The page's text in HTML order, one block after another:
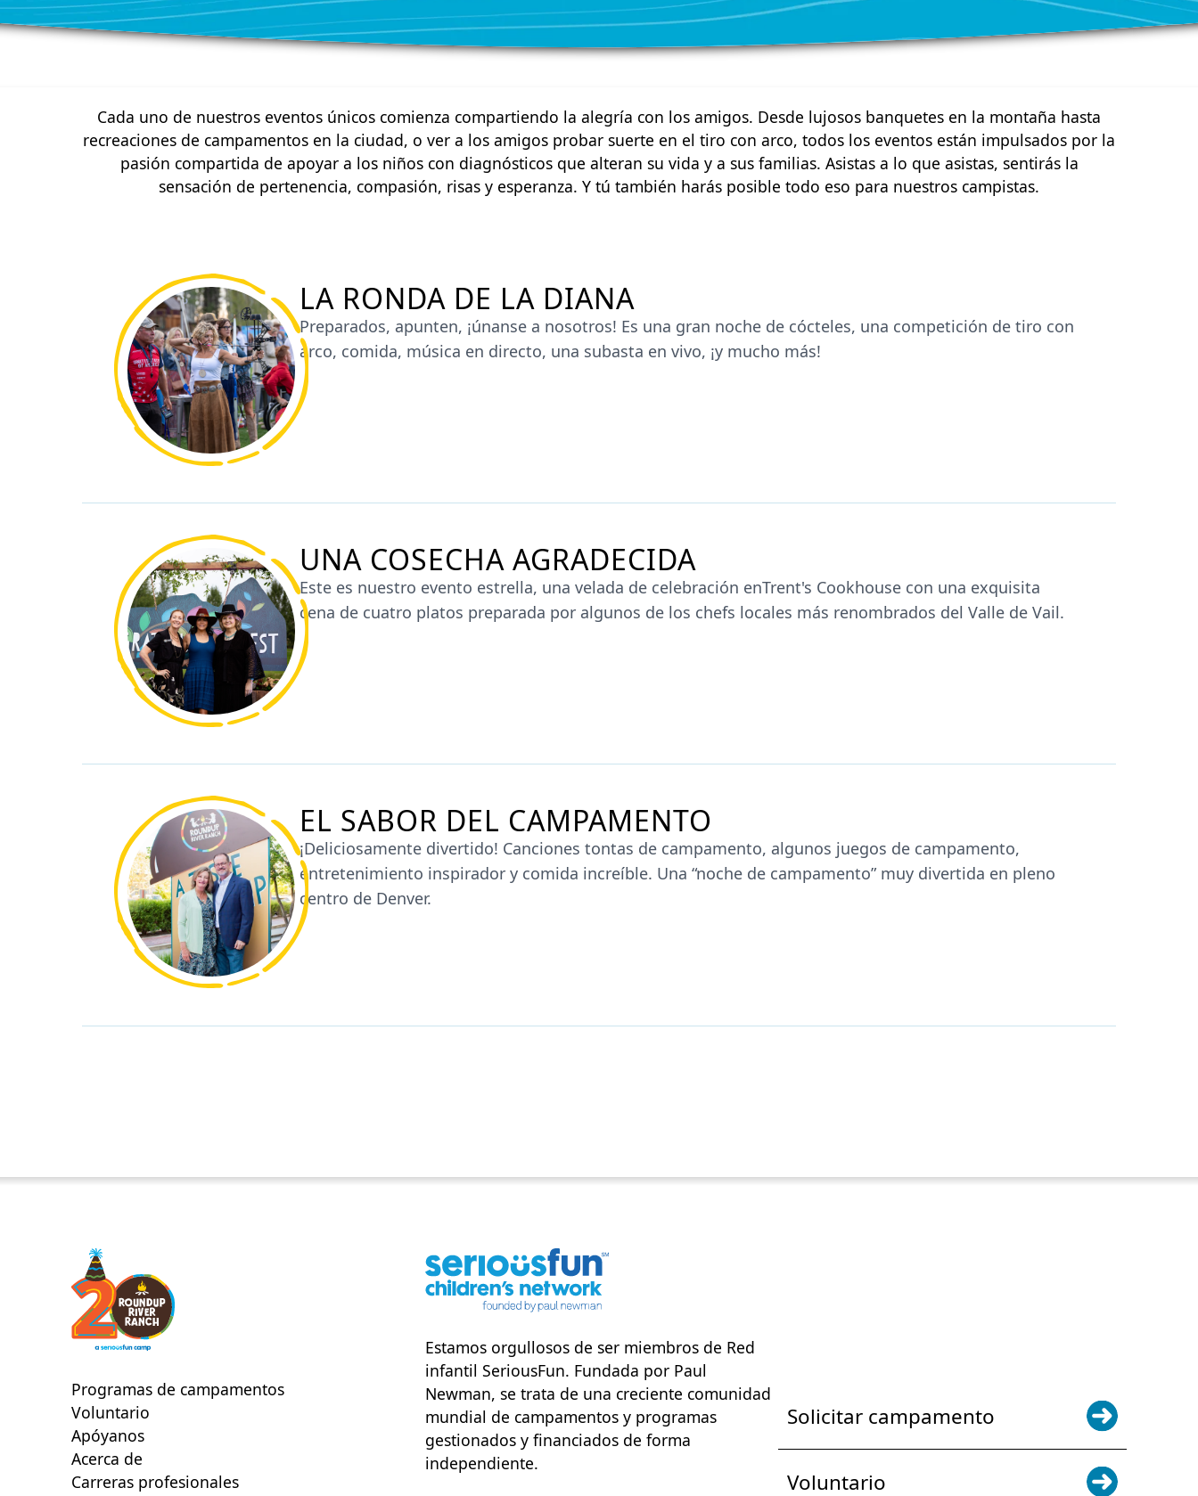
Cada uno de nuestros eventos únicos comienza compartiendo la alegría con los amigos. Desde lujosos banquetes en la montaña hasta
recreaciones de campamentos en la ciudad, o ver a los amigos probar suerte en el tiro con arco, todos los eventos están impulsados por la
pasión compartida de apoyar a los niños con diagnósticos que alteran su vida y a sus familias. Asistas a lo que asistas, sentirás la
sensación de pertenencia, compasión, risas y esperanza. Y tú también harás posible todo eso para nuestros campistas.
LA RONDA DE LA DIANA
Preparados, apunten, ¡únanse a nosotros! Es una gran noche de cócteles, una competición de tiro con
arco, comida, música en directo, una subasta en vivo, ¡y mucho más!
UNA COSECHA AGRADECIDA
Este es nuestro evento estrella, una velada de celebración enTrent's Cookhouse con una exquisita
cena de cuatro platos preparada por algunos de los chefs locales más renombrados del Valle de Vail.
EL SABOR DEL CAMPAMENTO
¡Deliciosamente divertido! Canciones tontas de campamento, algunos juegos de campamento,
entretenimiento inspirador y comida increíble. Una “noche de campamento” muy divertida en pleno
centro de Denver.
Programas de campamentos
Voluntario
Apóyanos
Acerca de
Carreras profesionales
Estamos orgullosos de ser miembros de Red
infantil SeriousFun. Fundada por Paul
Newman, se trata de una creciente comunidad
mundial de campamentos y programas
gestionados y financiados de forma
independiente.
Solicitar campamento
Voluntario